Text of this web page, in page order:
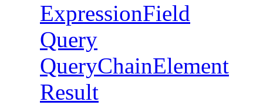
ExpressionField
Query
QueryChainElement
Result